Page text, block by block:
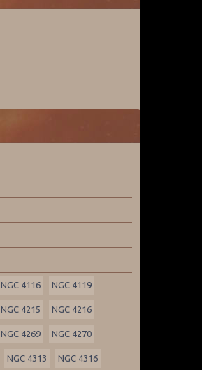
NGC 4116 NGC 4119
NGC 4215 NGC 4216
NGC 4269 NGC 4270
NGC 4313 NGC 4316